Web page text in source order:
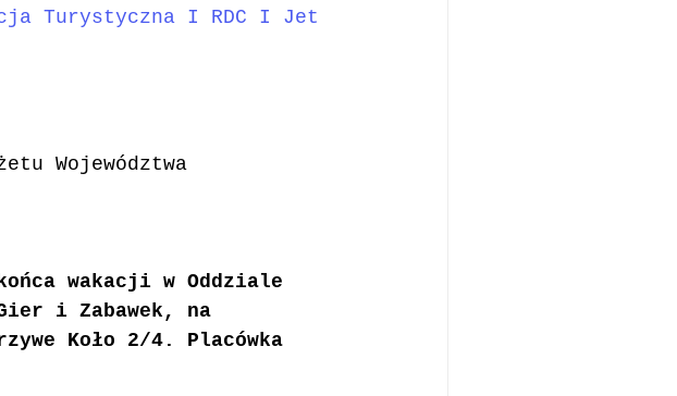
Turystyczna I RDC I Jet
Województwa
wakacji w Oddziale
Gier i Zabawek, na
Koło 2/4. Placówka